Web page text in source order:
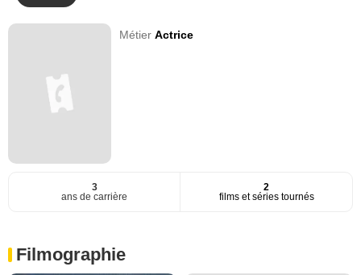
MétierActrice
3
ans de carrière
2
films et séries tournés
Filmographie